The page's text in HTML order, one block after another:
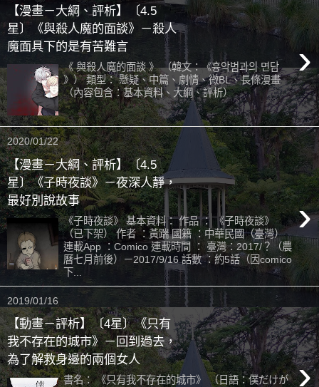
【漫畫－大綱、評析】〔4.5
星〕《與殺人魔的面談》－殺人
魔面具下的是有苦難言
›
《 與殺人魔的面談 》 （韓文：《흉악범과의 면담
》） 類型： 懸疑、中篇、劇情、微BL、長條漫畫
（內容包含：基本資料、大綱、評析）
2020/01/22
【漫畫－大綱、評析】〔4.5
星〕《子時夜談》－夜深人靜，
最好別說故事
›
《子時夜談》 基本資料： 作品 ： 《子時夜談》
（已下架） 作者 ：黃踹 國籍 ：中華民國（臺灣）
連載App ：Comico 連載時間 ： 臺灣：2017/？（農
曆七月前後）－2017/9/16 話數 ：約5話（因comico
下...
2019/01/16
【動畫－評析】〔4星〕《只有
我不存在的城市》－回到過去，
為了解救身邊的兩個女人
›
書名： 《只有我不存在的城市》 （日語：僕だけが